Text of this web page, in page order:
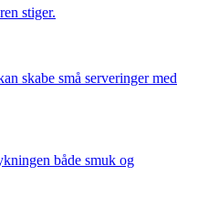
stiger.
skabe små serveringer med
både smuk og